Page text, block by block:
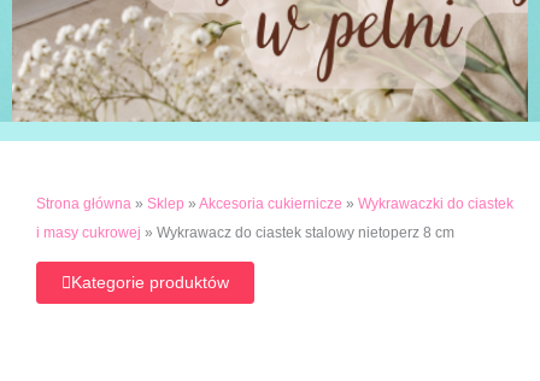
Strona główna » Sklep » Akcesoria cukiernicze » Wykrawaczki do ciastek
i masy cukrowej » Wykrawacz do ciastek stalowy nietoperz 8 cm
Kategorie produktów